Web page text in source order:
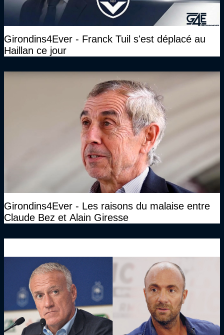
Girondins4Ever - Franck Tuil s'est déplacé au
Haillan ce jour
Girondins4Ever - Les raisons du malaise entre
Claude Bez et Alain Giresse